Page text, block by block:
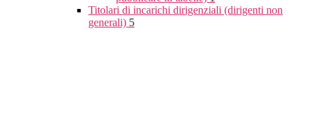
Titolari di incarichi dirigenziali (dirigenti non
generali) 5